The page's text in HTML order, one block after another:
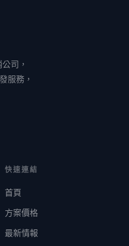
司，
服務，
快速連結
首頁
方案價格
最新情報